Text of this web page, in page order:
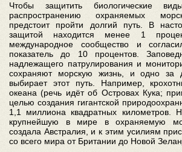
Чтобы защитить биологические
распространению охраняемых
предстоит пройти долгий путь. В
защитой находится менее 1
международное сообщество и
показатель до 10 процентов.
надлежащего патрулирования и
сохраняют морскую жизнь, и одно за
выбирает этот путь. Например,
океана (речь идёт об Островах Кука;
целью создания гигантской
1,1 миллиона квадратных километров.
крупнейшую в мире в охраняемую
создала Австралия, и к этим усилиям
со всего мира от Британии до Новой